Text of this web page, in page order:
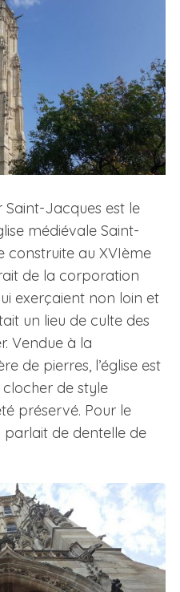
Jacques est le
médiévale Saint-
construite au XVIème
de la corporation
exerçaient non loin et
un lieu de culte des
Vendue à la
de pierres, l’église est
clocher de style
préservé. Pour le
de dentelle de